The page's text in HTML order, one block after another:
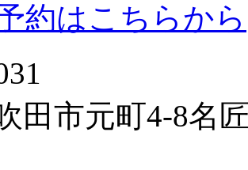
約はこちらから
田市元町4-8名